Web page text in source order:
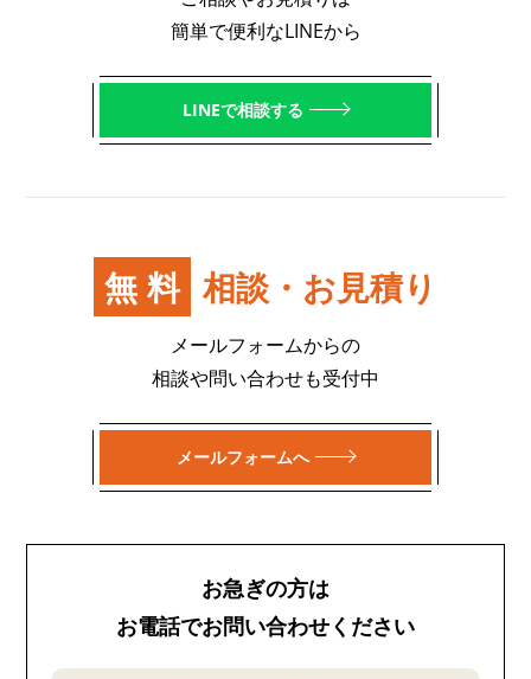
簡単で便利なLINEから
LINEで相談する
無料 相談・お見積り
メールフォームからの
相談や問い合わせも受付中
メールフォームへ
お急ぎの方は
お電話でお問い合わせください